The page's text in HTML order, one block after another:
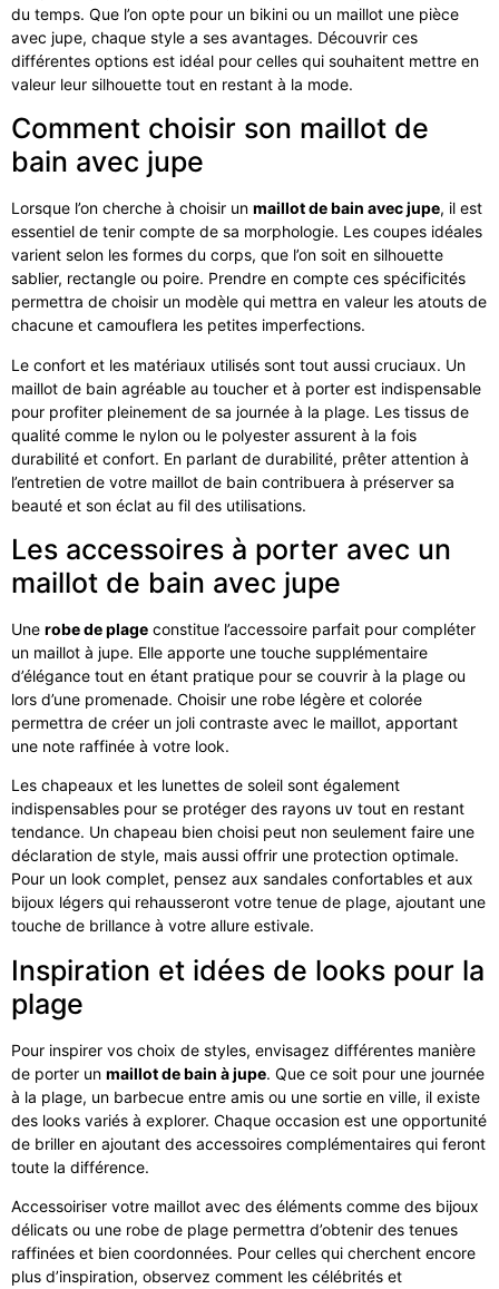
du temps. Que l’on opte pour un bikini ou un maillot une pièce
avec jupe, chaque style a ses avantages. Découvrir ces
différentes options est idéal pour celles qui souhaitent mettre en
valeur leur silhouette tout en restant à la mode.
Comment choisir son maillot de
bain avec jupe
Lorsque l’on cherche à choisir un maillot de bain avec jupe, il est
essentiel de tenir compte de sa morphologie. Les coupes idéales
varient selon les formes du corps, que l’on soit en silhouette
sablier, rectangle ou poire. Prendre en compte ces spécificités
permettra de choisir un modèle qui mettra en valeur les atouts de
chacune et camouflera les petites imperfections.
Le confort et les matériaux utilisés sont tout aussi cruciaux. Un
maillot de bain agréable au toucher et à porter est indispensable
pour profiter pleinement de sa journée à la plage. Les tissus de
qualité comme le nylon ou le polyester assurent à la fois
durabilité et confort. En parlant de durabilité, prêter attention à
l’entretien de votre maillot de bain contribuera à préserver sa
beauté et son éclat au fil des utilisations.
Les accessoires à porter avec un
maillot de bain avec jupe
Une robe de plage constitue l’accessoire parfait pour compléter
un maillot à jupe. Elle apporte une touche supplémentaire
d’élégance tout en étant pratique pour se couvrir à la plage ou
lors d’une promenade. Choisir une robe légère et colorée
permettra de créer un joli contraste avec le maillot, apportant
une note raffinée à votre look.
Les chapeaux et les lunettes de soleil sont également
indispensables pour se protéger des rayons uv tout en restant
tendance. Un chapeau bien choisi peut non seulement faire une
déclaration de style, mais aussi offrir une protection optimale.
Pour un look complet, pensez aux sandales confortables et aux
bijoux légers qui rehausseront votre tenue de plage, ajoutant une
touche de brillance à votre allure estivale.
Inspiration et idées de looks pour la
plage
Pour inspirer vos choix de styles, envisagez différentes manière
de porter un maillot de bain à jupe. Que ce soit pour une journée
à la plage, un barbecue entre amis ou une sortie en ville, il existe
des looks variés à explorer. Chaque occasion est une opportunité
de briller en ajoutant des accessoires complémentaires qui feront
toute la différence.
Accessoiriser votre maillot avec des éléments comme des bijoux
délicats ou une robe de plage permettra d’obtenir des tenues
raffinées et bien coordonnées. Pour celles qui cherchent encore
plus d’inspiration, observez comment les célébrités et